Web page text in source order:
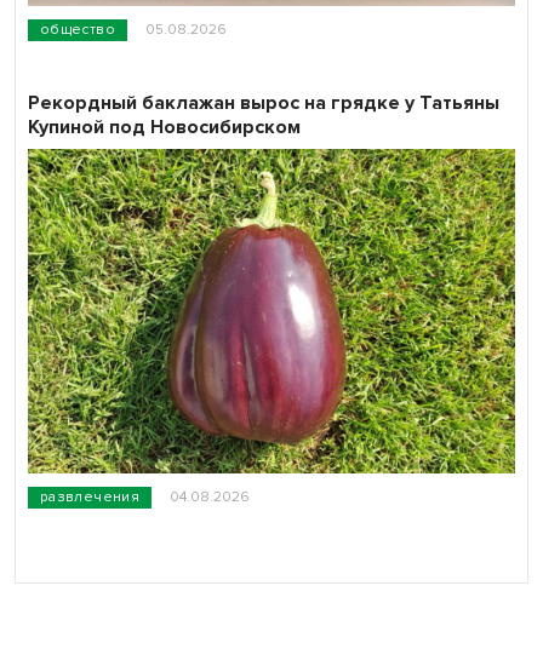
общество 05.08.2026
развлечения 04.08.2026
Рекордный баклажан вырос на грядке у Татьяны
Купиной под Новосибирском